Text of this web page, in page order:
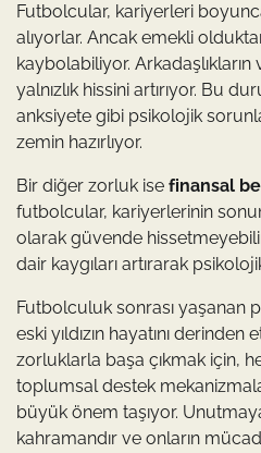
Futbolcular, kariyerleri
alıyorlar. Ancak emekli
kaybolabiliyor.
yalnızlık hissini artırıyor. Bu
anksiyete gibi psikolojik
zemin hazırlıyor.
Bir diğer zorluk ise finansal
futbolcular, kariyerlerinin
olarak güvende
dair kaygıları artırarak
Futbolculuk sonrası yaşanan
eski yıldızın hayatını
zorluklarla başa çıkmak için,
toplumsal destek
büyük önem taşıyor.
kahramandır ve onların